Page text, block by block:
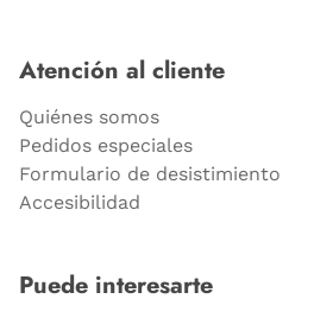
Atención al cliente
Quiénes somos
Pedidos especiales
Formulario de desistimiento
Accesibilidad
Puede interesarte